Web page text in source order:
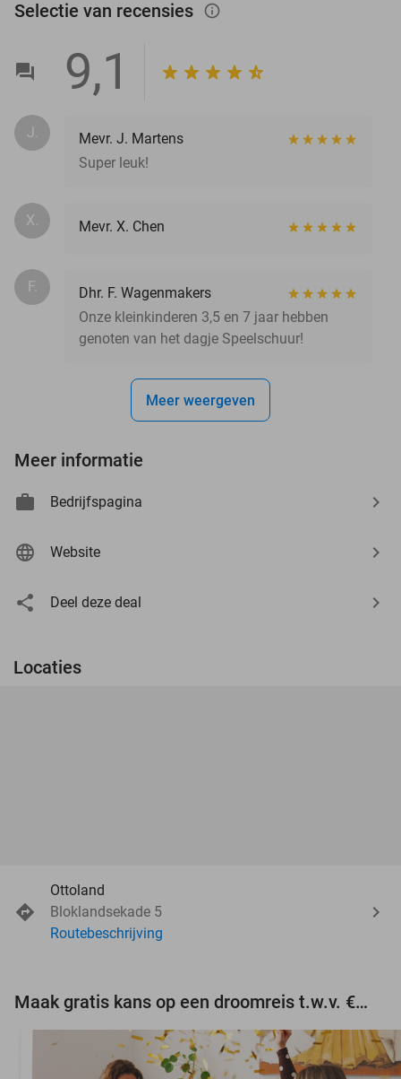
Selectie van recensies info_outlined
9,1
J.
Mevr. J. Martens
Super leuk!
X. Mevr. X. Chen
F.
Dhr. F. Wagenmakers
Onze kleinkinderen 3,5 en 7 jaar hebben
genoten van het dagje Speelschuur!
Meer weergeven
Meer informatie
Bedrijfspagina
Website
Deel deze deal
Locaties
Ottoland
Bloklandsekade 5
Routebeschrijving
Maak gratis kans op een droomreis t.w.v. €3.000!